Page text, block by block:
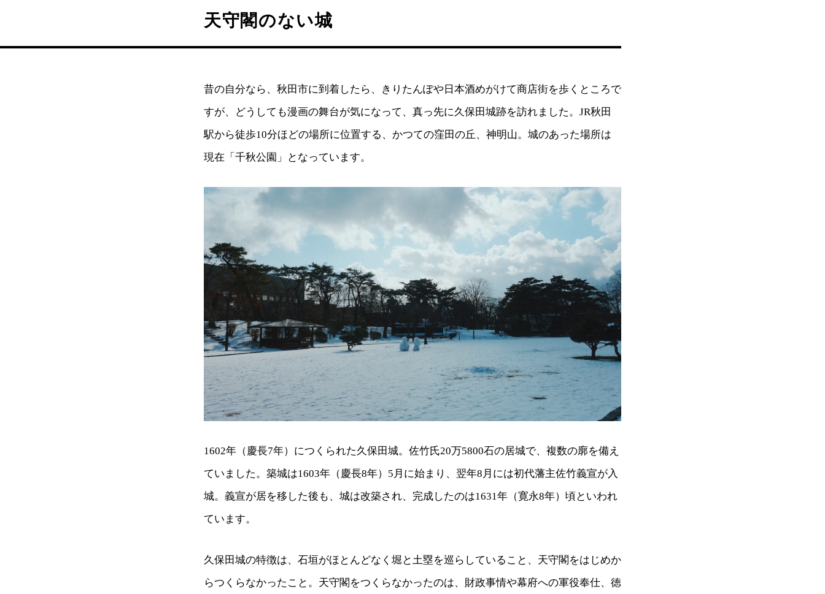
天守閣のない城
昔の自分なら、秋田市に到着したら、きりたんぽや日本酒めがけて商店街を歩くところで
すが、どうしても漫画の舞台が気になって、真っ先に久保田城跡を訪れました。JR秋田
駅から徒歩10分ほどの場所に位置する、かつての窪田の丘、神明山。城のあった場所は
現在「千秋公園」となっています。
1602年（慶長7年）につくられた久保田城。佐竹氏20万5800石の居城で、複数の廓を備え
ていました。築城は1603年（慶長8年）5月に始まり、翌年8月には初代藩主佐竹義宣が入
城。義宣が居を移した後も、城は改築され、完成したのは1631年（寛永8年）頃といわれ
ています。
久保田城の特徴は、石垣がほとんどなく堀と土塁を巡らしていること、天守閣をはじめか
らつくらなかったこと。天守閣をつくらなかったのは、財政事情や幕府への軍役奉仕、徳